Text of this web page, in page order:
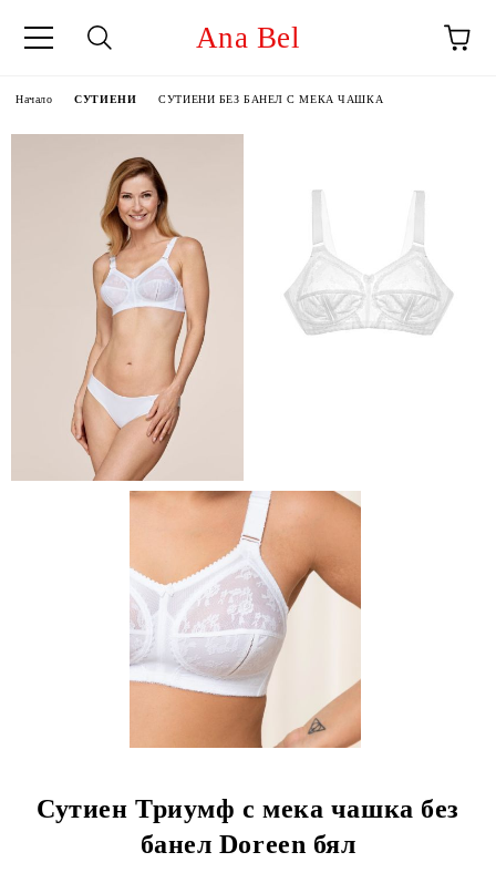
Ana Bel
Начало СУТИЕНИ СУТИЕНИ БЕЗ БАНЕЛ С МЕКА ЧАШКА
Сутиен Триумф с мека чашка без
банел Doreen бял